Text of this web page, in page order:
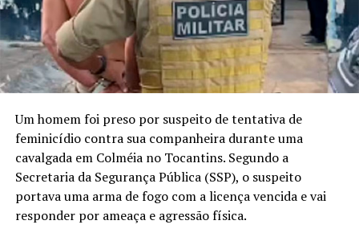
Um homem foi preso por suspeito de tentativa de
feminicídio contra sua companheira durante uma
cavalgada em Colméia no Tocantins. Segundo a
Secretaria da Segurança Pública (SSP), o suspeito
portava uma arma de fogo com a licença vencida e vai
responder por ameaça e agressão física.